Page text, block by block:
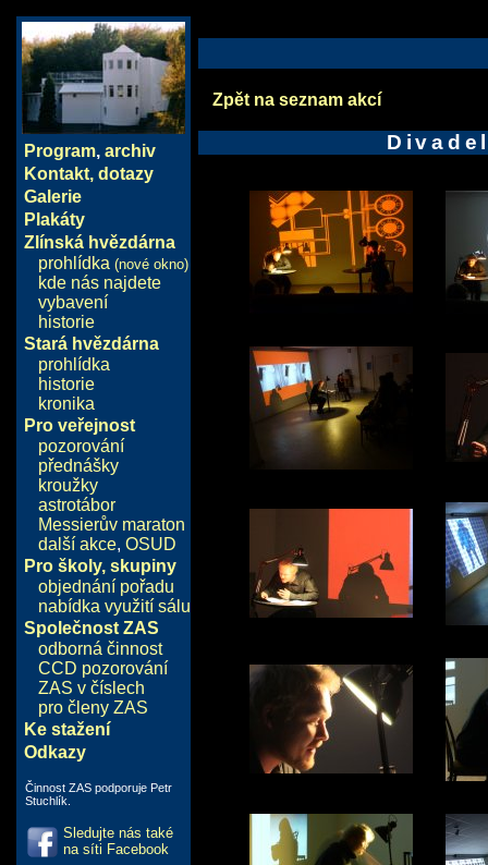
Program, archiv
Kontakt, dotazy
Galerie
Plakáty
Zlínská hvězdárna
prohlídka (nové okno)
kde nás najdete
vybavení
historie
Stará hvězdárna
prohlídka
historie
kronika
Pro veřejnost
pozorování
přednášky
kroužky
astrotábor
Messierův maraton
další akce, OSUD
Pro školy, skupiny
objednání pořadu
nabídka využití sálu
Společnost ZAS
odborná činnost
CCD pozorování
ZAS v číslech
pro členy ZAS
Ke stažení
Odkazy
Činnost ZAS podporuje Petr
Stuchlík.
Sledujte nás také
na síti Facebook
Zpět na seznam akcí